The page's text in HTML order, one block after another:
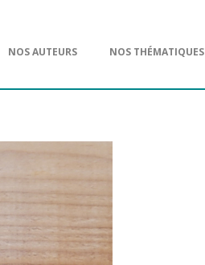
NOS AUTEURS NOS THÉMATIQUES